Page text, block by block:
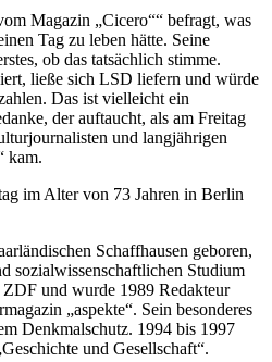
Magazin „Cicero““ befragt, was
Tag zu leben hätte. Seine
ob das tatsächlich stimme.
ließe sich LSD liefern und würde
Das ist vielleicht ein
der auftaucht, als am Freitag
und langjährigen
kam.
im Alter von 73 Jahren in Berlin
Schaffhausen geboren,
sozialwissenschaftlichen Studium
und wurde 1989 Redakteur
„aspekte“. Sein besonderes
Denkmalschutz. 1994 bis 1997
und Gesellschaft“.